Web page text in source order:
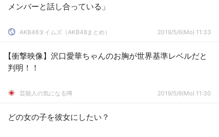
メンバーと話し合っている」
AKB48タイムズ（AKB48まとめ） 2019/5/6(Mo) 11:33
【衝撃映像】沢口愛華ちゃんのお胸が世界基準レベルだと
判明！！
芸能人の気になる噂 2019/5/6(Mo) 11:30
どの女の子を彼女にしたい？